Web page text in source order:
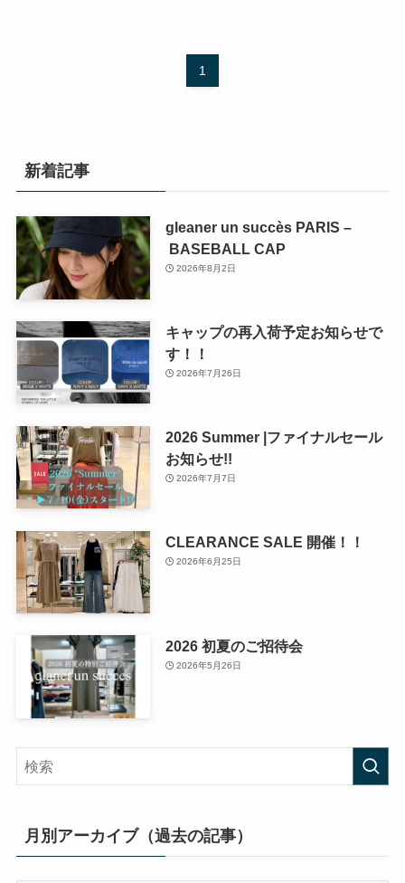
1
新着記事
gleaner un succès PARIS –
BASEBALL CAP
2026年8月2日
キャップの再入荷予定お知らせで
す！！
2026年7月26日
2026 Summer |ファイナルセール
お知らせ!!
2026年7月7日
CLEARANCE SALE 開催！！
2026年6月25日
2026 初夏のご招待会
2026年5月26日
月別アーカイブ（過去の記事）